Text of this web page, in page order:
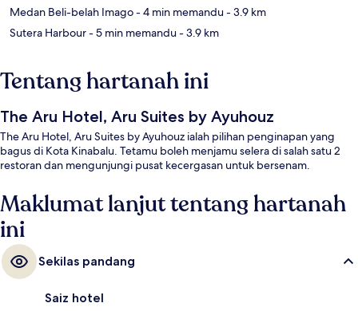
Medan Beli-belah Imago- 4 min memandu- 3.9 km
Sutera Harbour- 5 min memandu- 3.9 km
Tentang hartanah ini
The Aru Hotel, Aru Suites by Ayuhouz
The Aru Hotel, Aru Suites by Ayuhouz ialah pilihan penginapan yang
bagus di Kota Kinabalu. Tetamu boleh menjamu selera di salah satu 2
restoran dan mengunjungi pusat kecergasan untuk bersenam.
Maklumat lanjut tentang hartanah
ini
Sekilas pandang
Saiz hotel